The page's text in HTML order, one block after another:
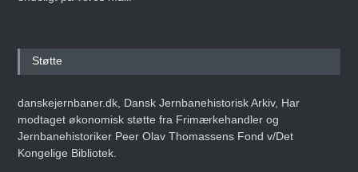
Støtte
danskejernbaner.dk, Dansk Jernbanehistorisk Arkiv, Har
modtaget økonomisk støtte fra Frimærkehandler og
Jernbanehistoriker Peer Olav Thomassens Fond v/Det
Kongelige Bibliotek.